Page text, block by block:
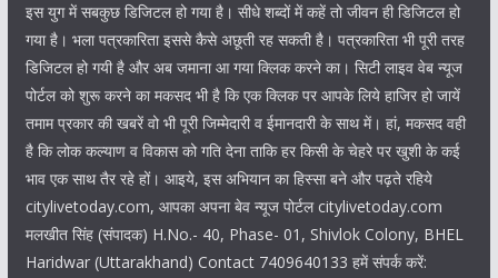
इस युग में सबकुछ डिजिटल हो गया है। सीधे शब्दों में कहें तो जीवन ही डिजिटल हो
गया है। भला पत्रकारिता इससे कैसे अछूती रह सकती है। पत्रकारिता भी पूरी तरह
डिजिटल हो गयी है और अब जमाना आ गया क्लिक करने का। सिटी लाइव वेब न्यूज
पोर्टल को शुरू करने का मकसद भी है कि एक क्लिक पर आपके लिये हाजिर हो जायें
तमाम प्रकार की खबरें वो भी पूरी जिम्मेदारी व ईमानदारी के साथ में। हां, मकसद वही
है कि लोक कल्याण व विकास को गति देना ताकि हर किसी के चेहरे पर खुशी के कई
भाव एक साथ तैर रहे हों। आइये, इस अभियान का हिस्सा बने और पढ़ते रहिये
citylivetoday.com, आपका अपना बेव न्यूज पोर्टल citylivetoday.com
मलखीत सिंह (संपादक) H.No.- 40, Phase- 01, Shivlok Colony, BHEL
Haridwar (Uttarakhand) Contact 7409640133 हमें संपर्क करें: